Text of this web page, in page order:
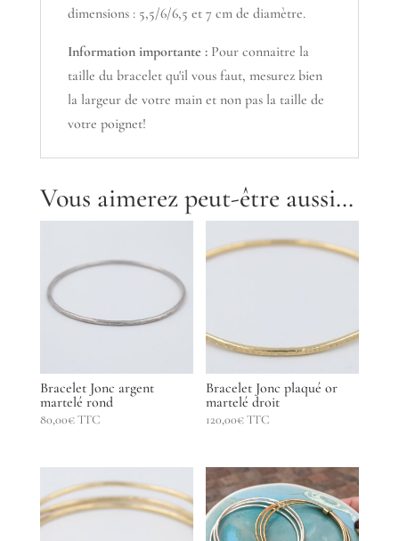
dimensions : 5,5/6/6,5 et 7 cm de diamètre.
Information importante :Pour connaitre la
taille du bracelet qu'il vous faut, mesurez bien
la largeur de votre main et non pas la taille de
votre poignet!
Vous aimerez peut-être aussi…
Bracelet Jonc argent
martelé rond
80,00€TTC
Bracelet Jonc plaqué or
martelé droit
120,00€TTC